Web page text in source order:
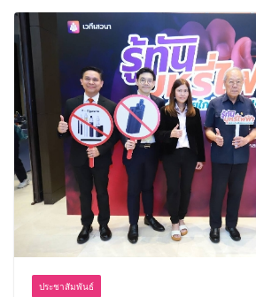
ระดับผลิตภัณฑ์ท้องถิ่นสู่ต
พาณิชย์อย่างยั่งยืน
“ตลาดดอกไม้สี่มุมเมือง”
สด ดอกไม้ประดิษฐ์ พวงมา
ภัณฑ์ครบวงจร ขอเชิญเลื
และของขวัญต้อนรับวันแ
บริการทุกวันตลอด 24 ชั่ว
ครั้งแรกของไทย ส่งอุปก
“CE-7 MATCH” ฝีมือคนไ
สำรวจดวงจันทร์ 24 สิงหา
ประชาสัมพันธ์